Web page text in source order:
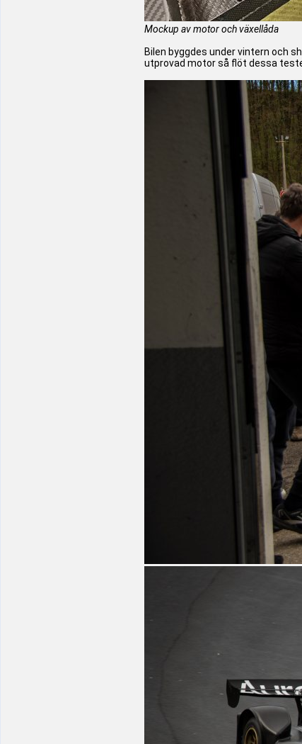
Mockup av motor och växellåda
Bilen byggdes under vintern och
utprovad motor så flöt dessa